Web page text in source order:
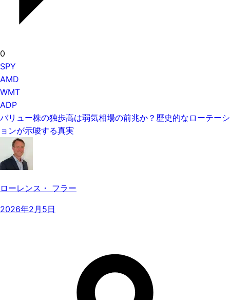
0
SPY
AMD
WMT
ADP
バリュー株の独歩高は弱気相場の前兆か？歴史的なローテーシ
ョンが示唆する真実
ローレンス・ フラー
2026年2月5日